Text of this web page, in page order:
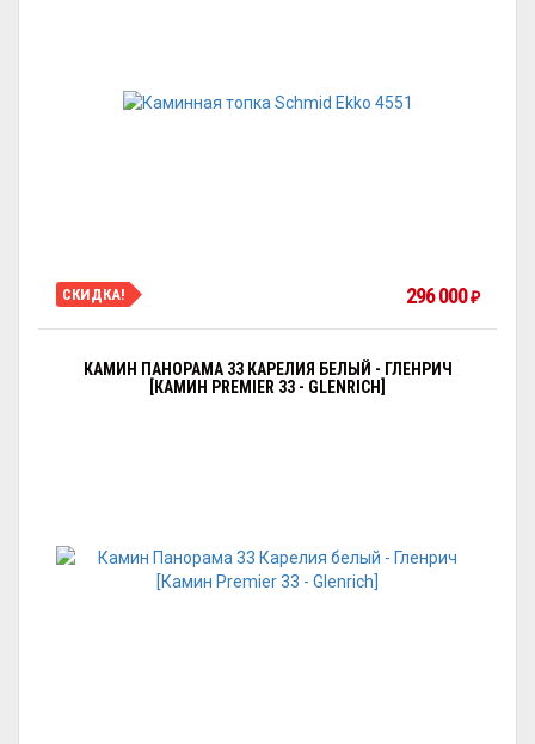
СКИДКА! 296 000 ₽
КАМИН ПАНОРАМА 33 КАРЕЛИЯ БЕЛЫЙ - ГЛЕНРИЧ
[КАМИН PREMIER 33 - GLENRICH]